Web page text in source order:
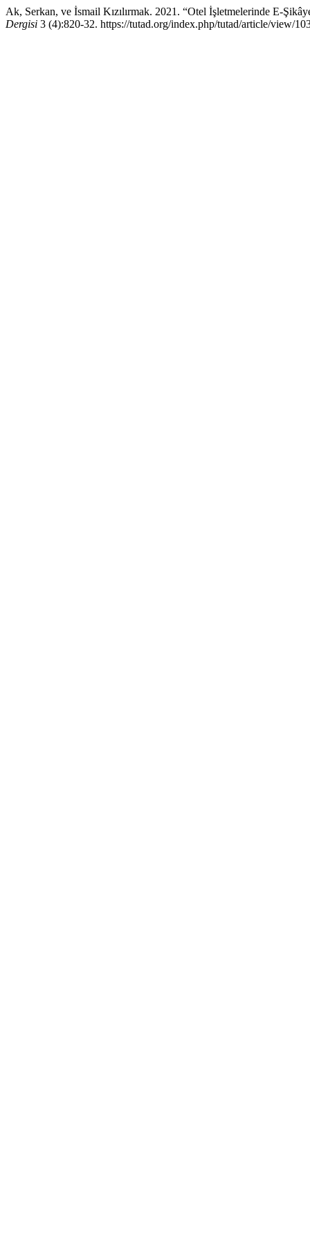
Ak, Serkan, ve İsmail Kızılırmak. 2021. “Otel İşletmelerinde E-
Dergisi 3 (4):820-32. https://tutad.org/index.php/tutad/article/view/